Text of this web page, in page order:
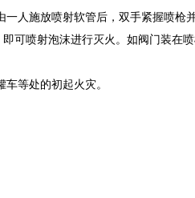
人施放喷射软管后，双手紧握喷枪
可喷射泡沫进行灭火。如阀门装在
等处的初起火灾。